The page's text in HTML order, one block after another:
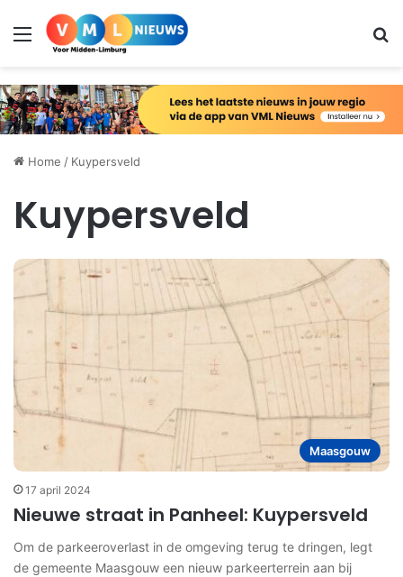
Menu
Home / Kuypersveld
Kuypersveld
Maasgouw
17 april 2024
Nieuwe straat in Panheel: Kuypersveld
Om de parkeeroverlast in de omgeving terug te dringen, legt
de gemeente Maasgouw een nieuw parkeerterrein aan bij